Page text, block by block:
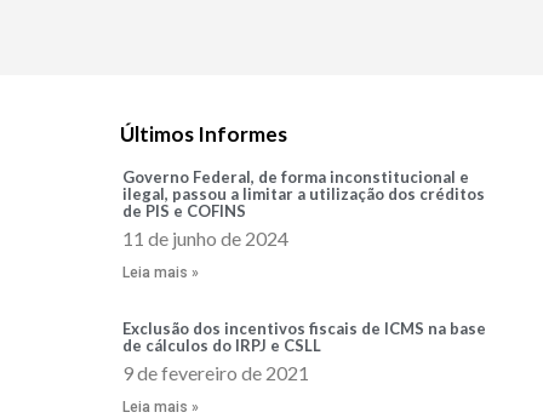
Últimos Informes
Governo Federal, de forma inconstitucional e
ilegal, passou a limitar a utilização dos créditos
de PIS e COFINS
11 de junho de 2024
Leia mais »
Exclusão dos incentivos fiscais de ICMS na base
de cálculos do IRPJ e CSLL
9 de fevereiro de 2021
Leia mais »